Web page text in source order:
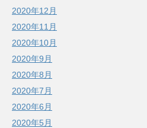
2020年12月
2020年11月
2020年10月
2020年9月
2020年8月
2020年7月
2020年6月
2020年5月